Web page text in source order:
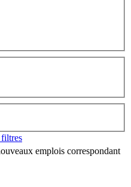
emplois correspondant